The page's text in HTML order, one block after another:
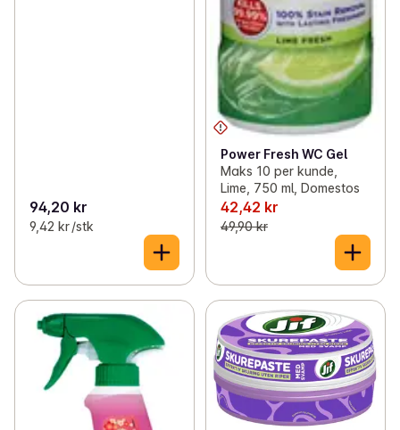
94,20 kr
9,42 kr /stk
Power Fresh WC Gel
Maks 10 per kunde,
Lime, 750 ml, Domestos
42,42 kr
49,90 kr